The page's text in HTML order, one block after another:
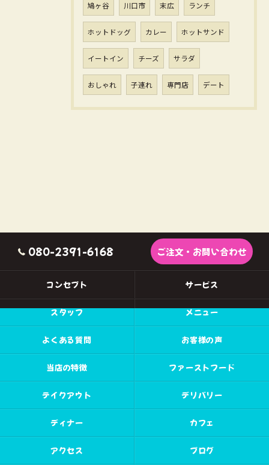
鳩ヶ谷 川口市 末広 ランチ
ホットドッグ カレー ホットサンド
イートイン チーズ サラダ
おしゃれ 子連れ 専門店 デート
080-2391-6168 ご注文・お問い合わせ
コンセプト サービス
スタッフ メニュー
よくある質問 お客様の声
当店の特徴 ファーストフード
テイクアウト デリバリー
ディナー カフェ
アクセス ブログ